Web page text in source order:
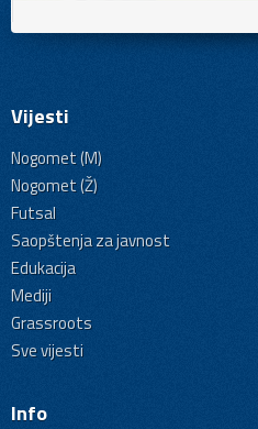
Vijesti
Nogomet (M)
Nogomet (Ž)
Futsal
Saopštenja za javnost
Edukacija
Mediji
Grassroots
Sve vijesti
Info